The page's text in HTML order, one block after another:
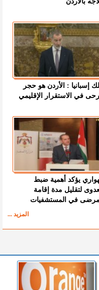
إسبانيا : الأردن هو حجر
في الاستقرار الإقليمي
يؤكد أهمية ضبط
لتقليل مدة إقامة
في المستشفيات
المزيد ...